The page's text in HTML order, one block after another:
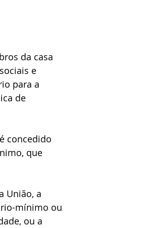
da casa
e
para a
de
concedido
que
União, a
mínimo ou
ou a